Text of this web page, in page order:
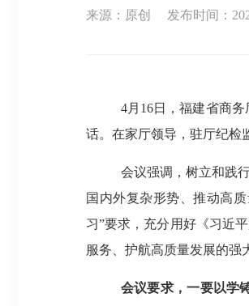
来源：原创 发布时间：
4月16日，福建省商
话。在家厅领导，驻厅纪检
会议强调， 树立和践
国内外复杂形势、推动高
习”要求，充分用好《习近
服务、护航高质量发展的强
会议要求，一要以学